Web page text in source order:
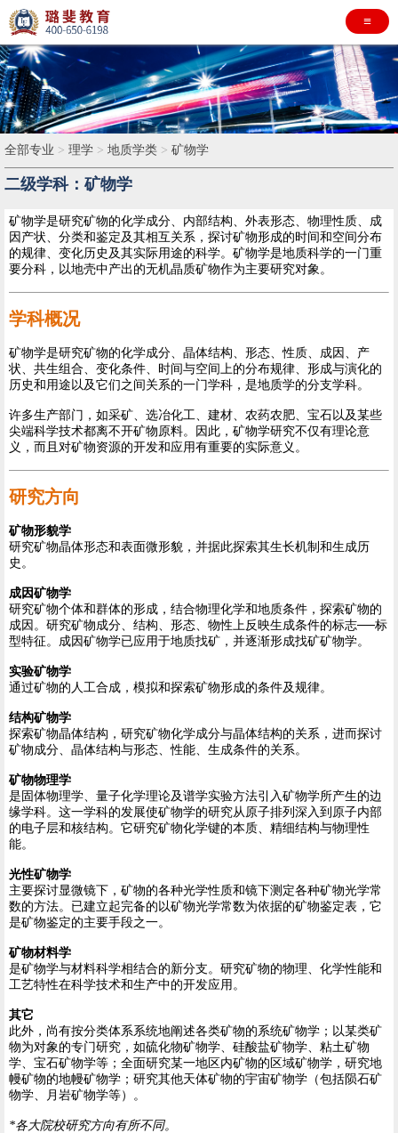
≡
全部专业 > 理学 > 地质学类 > 矿物学
二级学科：矿物学
矿物学是研究矿物的化学成分、内部结构、外表形态、物理性质、成
因产状、分类和鉴定及其相互关系，探讨矿物形成的时间和空间分布
的规律、变化历史及其实际用途的科学。矿物学是地质科学的一门重
要分科，以地壳中产出的无机晶质矿物作为主要研究对象。
学科概况
矿物学是研究矿物的化学成分、晶体结构、形态、性质、成因、产
状、共生组合、变化条件、时间与空间上的分布规律、形成与演化的
历史和用途以及它们之间关系的一门学科，是地质学的分支学科。
许多生产部门，如采矿、选冶化工、建材、农药农肥、宝石以及某些
尖端科学技术都离不开矿物原料。因此，矿物学研究不仅有理论意
义，而且对矿物资源的开发和应用有重要的实际意义。
研究方向
矿物形貌学
研究矿物晶体形态和表面微形貌，并据此探索其生长机制和生成历
史。
成因矿物学
研究矿物个体和群体的形成，结合物理化学和地质条件，探索矿物的
成因。研究矿物成分、结构、形态、物性上反映生成条件的标志──标
型特征。成因矿物学已应用于地质找矿，并逐渐形成找矿矿物学。
实验矿物学
通过矿物的人工合成，模拟和探索矿物形成的条件及规律。
结构矿物学
探索矿物晶体结构，研究矿物化学成分与晶体结构的关系，进而探讨
矿物成分、晶体结构与形态、性能、生成条件的关系。
矿物物理学
是固体物理学、量子化学理论及谱学实验方法引入矿物学所产生的边
缘学科。这一学科的发展使矿物学的研究从原子排列深入到原子内部
的电子层和核结构。它研究矿物化学键的本质、精细结构与物理性
能。
光性矿物学
主要探讨显微镜下，矿物的各种光学性质和镜下测定各种矿物光学常
数的方法。已建立起完备的以矿物光学常数为依据的矿物鉴定表，它
是矿物鉴定的主要手段之一。
矿物材料学
是矿物学与材料科学相结合的新分支。研究矿物的物理、化学性能和
工艺特性在科学技术和生产中的开发应用。
其它
此外，尚有按分类体系系统地阐述各类矿物的系统矿物学；以某类矿
物为对象的专门研究，如硫化物矿物学、硅酸盐矿物学、粘土矿物
学、宝石矿物学等；全面研究某一地区内矿物的区域矿物学，研究地
幔矿物的地幔矿物学；研究其他天体矿物的宇宙矿物学（包括陨石矿
物学、月岩矿物学等）。
*各大院校研究方向有所不同。